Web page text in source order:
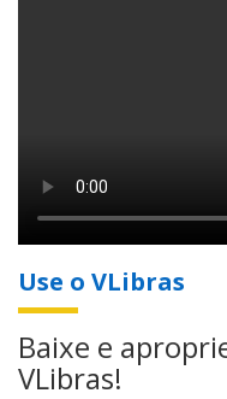
Use o VLibras
Baixe e
VLibras!